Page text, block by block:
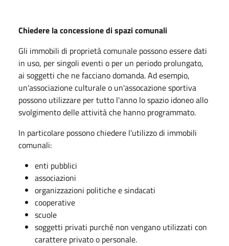
Chiedere la concessione di spazi comunali
Gli immobili di proprietà comunale possono essere dati
in uso, per singoli eventi o per un periodo prolungato,
ai soggetti che ne facciano domanda. Ad esempio,
un'associazione culturale o un'assocazione sportiva
possono utilizzare per tutto l'anno lo spazio idoneo allo
svolgimento delle attività che hanno programmato.
In particolare possono chiedere l'utilizzo di immobili
comunali:
enti pubblici
associazioni
organizzazioni politiche e sindacati
cooperative
scuole
soggetti privati purché non vengano utilizzati con
carattere privato o personale.